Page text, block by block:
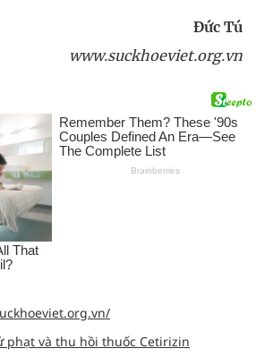
Đức Tú
www.suckhoeviet.org.vn
phạt và thu hồi thuốc Cetirizin